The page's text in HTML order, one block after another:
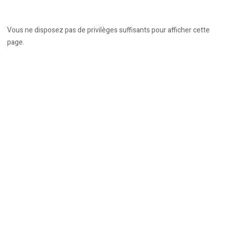
Vous ne disposez pas de privilèges suffisants pour afficher cette
page.